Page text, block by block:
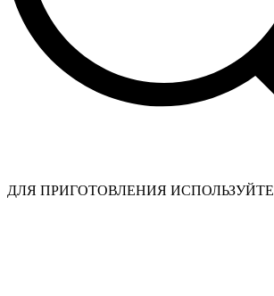
ДЛЯ ПРИГОТОВЛЕНИЯ ИСПОЛЬЗУЙТЕ